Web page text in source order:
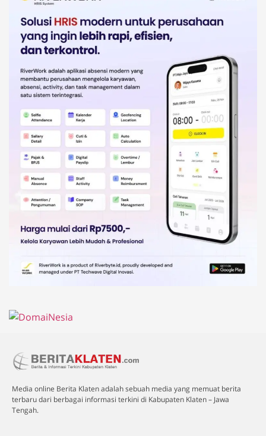
Media online Berita Klaten adalah sebuah media yang memuat berita
terbaru dari berbagai informasi terkini di Kabupaten Klaten – Jawa
Tengah.